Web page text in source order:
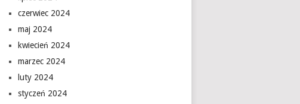
czerwiec 2024
maj 2024
kwiecień 2024
marzec 2024
luty 2024
styczeń 2024